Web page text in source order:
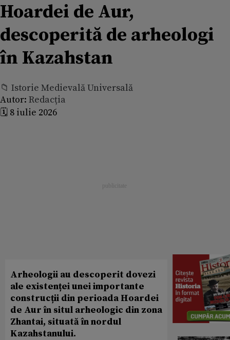
Hoardei de Aur,
descoperită de arheologi
în Kazahstan
📁 Istorie Medievală Universală
Autor: Redacția
🗓️ 8 iulie 2026
Arheologii au descoperit dovezi
ale existenței unei importante
construcții din perioada Hoardei
de Aur în situl arheologic din zona
Zhantai, situată în nordul
Kazahstanului.